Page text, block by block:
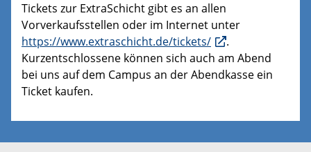
Tickets zur ExtraSchicht gibt es an allen
Vorverkaufsstellen oder im Internet unter
https://www.extraschicht.de/tickets/
.
Kurzentschlossene können sich auch am Abend
bei uns auf dem Campus an der Abendkasse ein
Ticket kaufen.